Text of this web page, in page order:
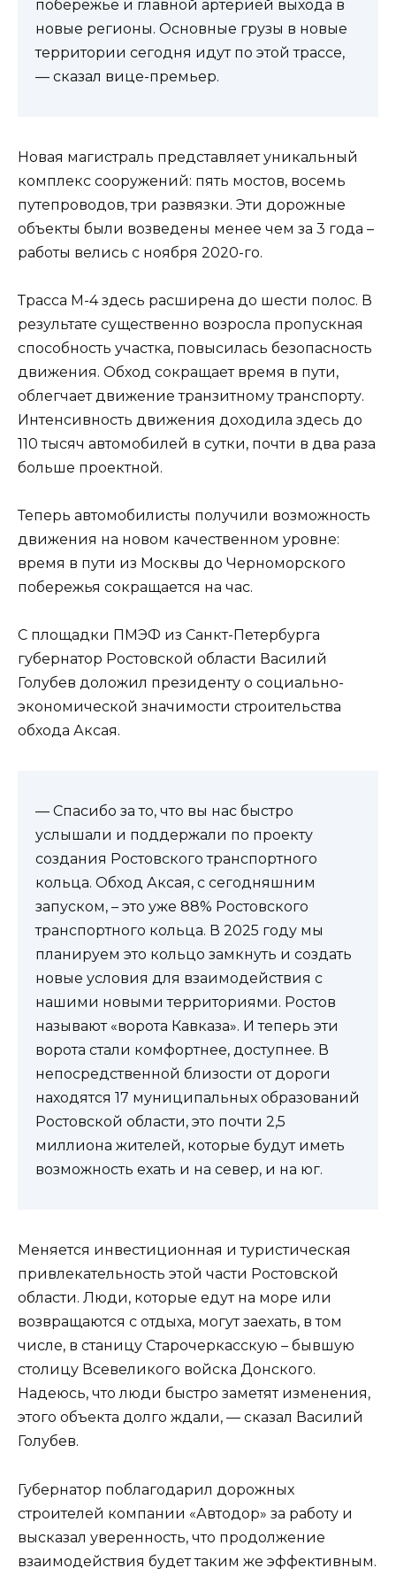
побережье и главной артерией выхода в
новые регионы. Основные грузы в новые
территории сегодня идут по этой трассе,
— сказал вице-премьер.
Новая магистраль представляет уникальный
комплекс сооружений: пять мостов, восемь
путепроводов, три развязки. Эти дорожные
объекты были возведены менее чем за 3 года –
работы велись с ноября 2020-го.
Трасса М-4 здесь расширена до шести полос. В
результате существенно возросла пропускная
способность участка, повысилась безопасность
движения. Обход сокращает время в пути,
облегчает движение транзитному транспорту.
Интенсивность движения доходила здесь до
110 тысяч автомобилей в сутки, почти в два раза
больше проектной.
Теперь автомобилисты получили возможность
движения на новом качественном уровне:
время в пути из Москвы до Черноморского
побережья сокращается на час.
С площадки ПМЭФ из Санкт-Петербурга
губернатор Ростовской области Василий
Голубев доложил президенту о социально-
экономической значимости строительства
обхода Аксая.
— Спасибо за то, что вы нас быстро
услышали и поддержали по проекту
создания Ростовского транспортного
кольца. Обход Аксая, с сегодняшним
запуском, – это уже 88% Ростовского
транспортного кольца. В 2025 году мы
планируем это кольцо замкнуть и создать
новые условия для взаимодействия с
нашими новыми территориями. Ростов
называют «ворота Кавказа». И теперь эти
ворота стали комфортнее, доступнее. В
непосредственной близости от дороги
находятся 17 муниципальных образований
Ростовской области, это почти 2,5
миллиона жителей, которые будут иметь
возможность ехать и на север, и на юг.
Меняется инвестиционная и туристическая
привлекательность этой части Ростовской
области. Люди, которые едут на море или
возвращаются с отдыха, могут заехать, в том
числе, в станицу Старочеркасскую – бывшую
столицу Всевеликого войска Донского.
Надеюсь, что люди быстро заметят изменения,
этого объекта долго ждали, — сказал Василий
Голубев.
Губернатор поблагодарил дорожных
строителей компании «Автодор» за работу и
высказал уверенность, что продолжение
взаимодействия будет таким же эффективным.